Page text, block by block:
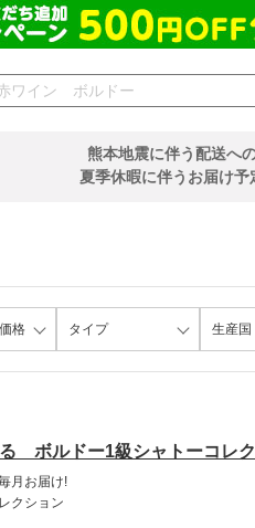
熊本地震に伴う配送へ
夏季休暇に伴うお届け
格 タイプ 生産国
ボルドー1級シャトーコレ
月お届け!
クション